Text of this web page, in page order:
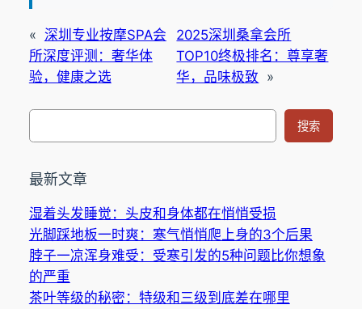
« 深圳专业按摩SPA会
所深度评测：奢华体
验，健康之选
2025深圳桑拿会所
TOP10终极排名：尊享奢
华，品味极致 »
搜
搜索
最新文章
湿着头发睡觉：头皮和身体都在悄悄受损
光脚踩地板一时爽：寒气悄悄爬上身的3个后果
脖子一凉浑身难受：受寒引发的5种问题比你想象
的严重
茶叶等级的秘密：特级和三级到底差在哪里